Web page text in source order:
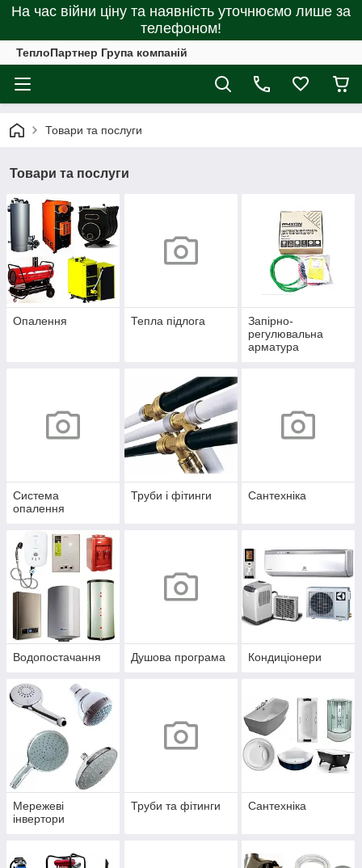
На час війни ціну та наявність уточнюємо лише за
телефоном!
ТеплоПартнер Група компаній
Товари та послуги
Товари та послуги
Опалення Тепла підлога
Запірно-
регулювальна
арматура
Система
опалення
Труби і фітинги Сантехніка
Водопостачання Душова програма Кондиціонери
Мережеві
інвертори
Труби та фітинги Сантехніка